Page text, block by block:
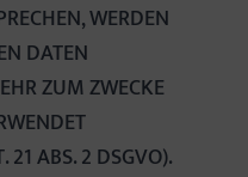
WERDEN
DATEN
ZUM ZWECKE
21 ABS. 2 DSGVO).